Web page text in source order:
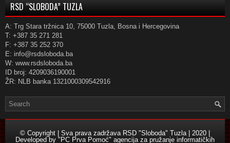
RSD “SLOBODA” TUZLA
A: Trg Stara tržnica 10, 75000 Tuzla, Bosna i Hercegovina
T: +387 35 271 281
F: +387 35 252 370
E: info@rsdsloboda.ba
W: www.rsdsloboda.ba
ID broj: 4209036190001
ŽR: NLB banka 1321000309542916
© Copyright | Sva prava zadržava RSD "Sloboda" Tuzla | 2020 |
Developed by "PC Prva Pomoć" agencija za pružanje informatičkih